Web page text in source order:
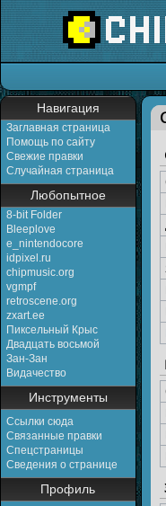
Навигация
Заглавная страница
Помощь по сайту
Свежие правки
Случайная страница
Любопытное
8-bit Folder
Bleeplove
e_nintendocore
idpixel.ru
chipmusic.org
vgmpf
retroscene.org
zxart.ee
Пиксельный Крыс
Двадцать восьмой
Зан-Зан
Видачество
Инструменты
Ссылки сюда
Связанные правки
Спецстраницы
Сведения о странице
Профиль